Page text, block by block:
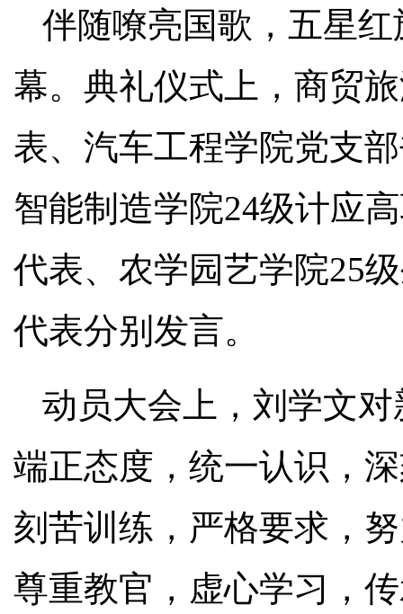
伴随嘹亮国歌，五星
幕。典礼仪式上，商贸
表、汽车工程学院党支
智能制造学院24级计应
代表、农学园艺学院25
代表分别发言。
动员大会上，刘学文
端正态度，统一认识，
刻苦训练，严格要求，
尊重教官，虚心学习，